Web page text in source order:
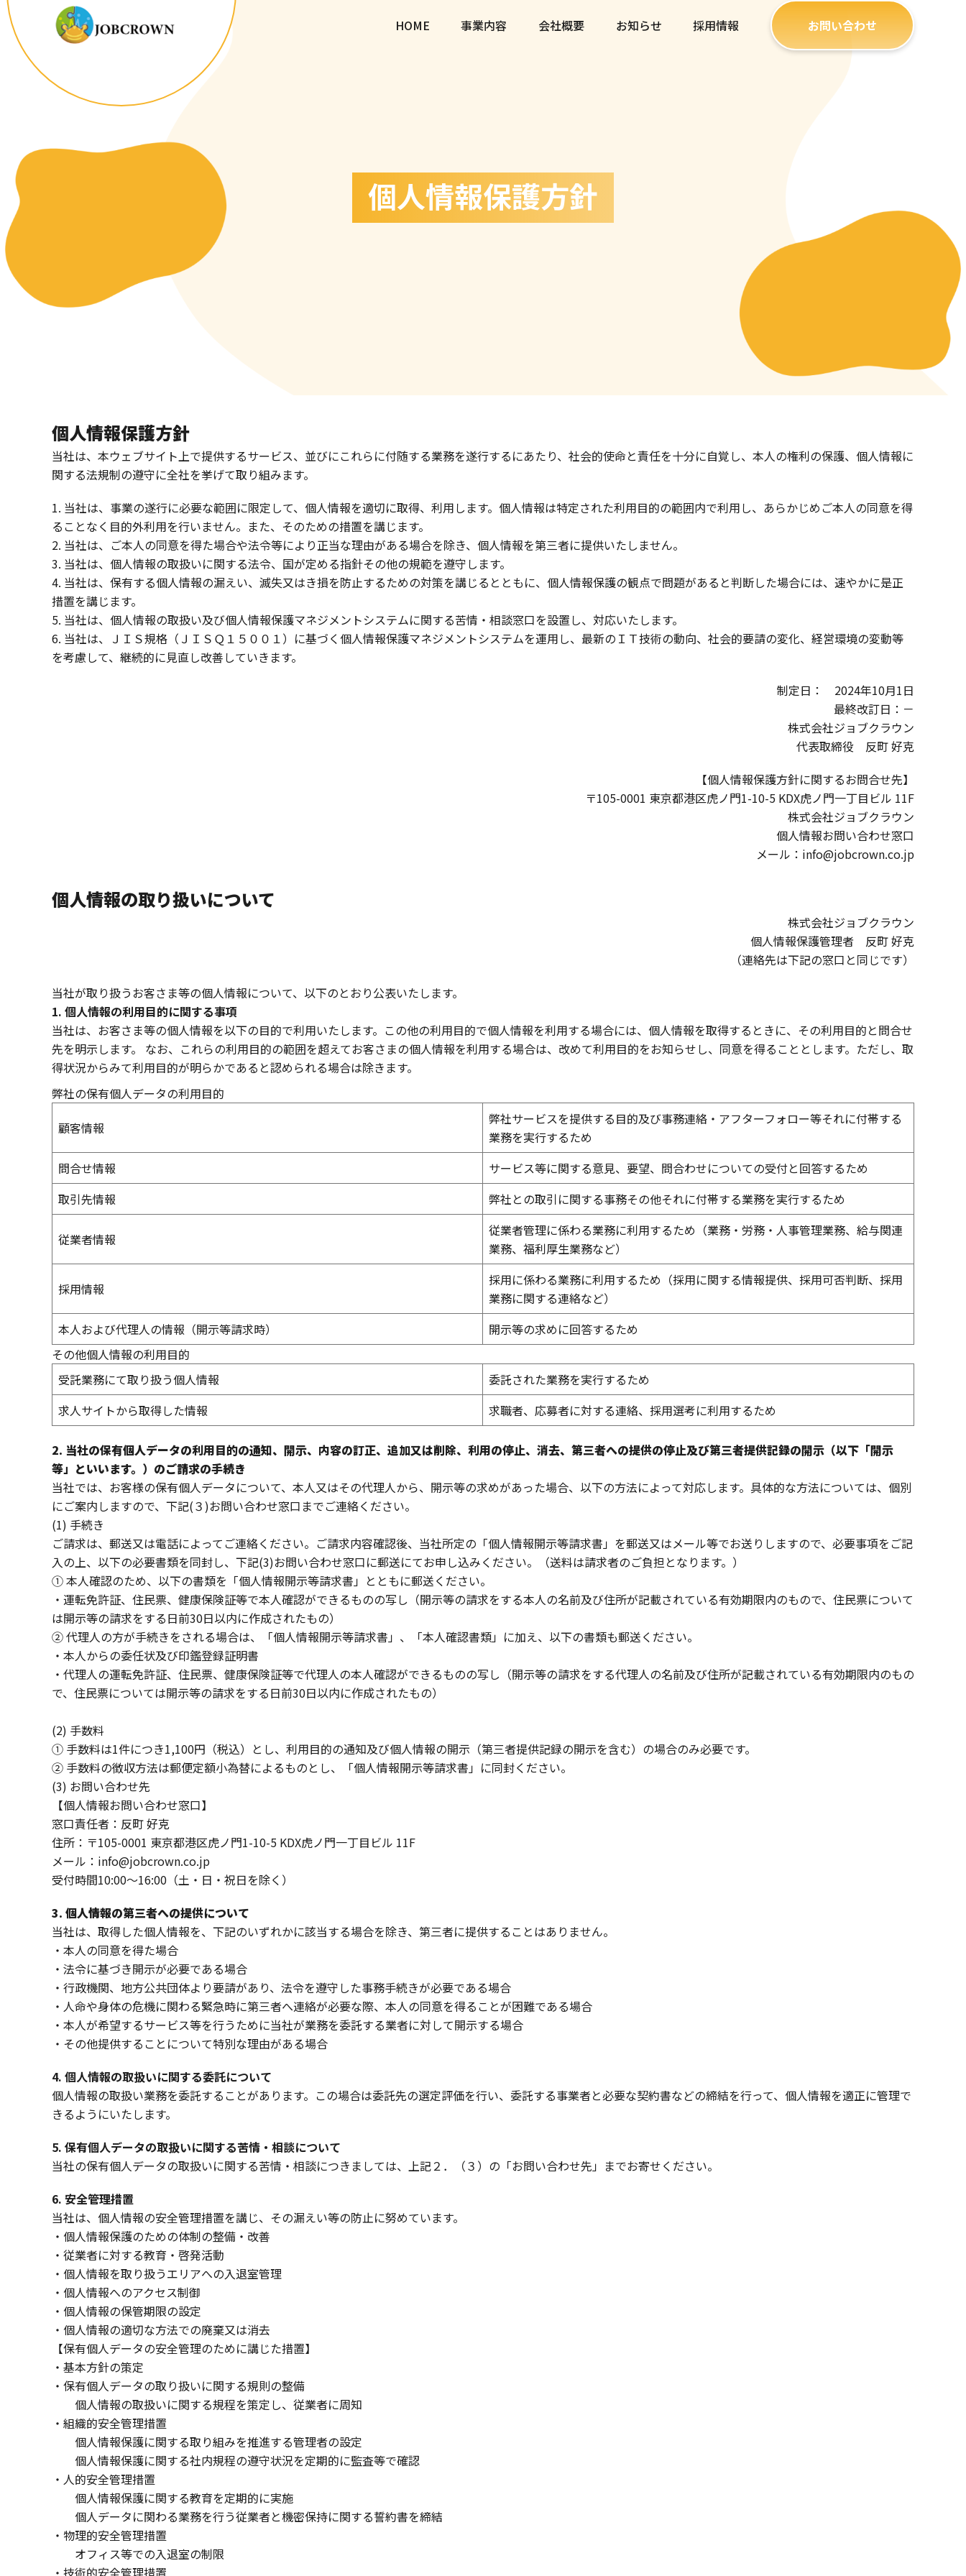
HOME 事業内容 会社概要 お知らせ 採用情報 お問い合わせ
個人情報保護方針
個人情報保護方針
当社は、本ウェブサイト上で提供するサービス、並びにこれらに付随する業務を遂行するにあたり、社会的使命と責任を十分に自覚し、本人の権利の保護、個人情報に
関する法規制の遵守に全社を挙げて取り組みます。
1. 当社は、事業の遂行に必要な範囲に限定して、個人情報を適切に取得、利用します。個人情報は特定された利用目的の範囲内で利用し、あらかじめご本人の同意を得
ることなく目的外利用を行いません。また、そのための措置を講じます。
2. 当社は、ご本人の同意を得た場合や法令等により正当な理由がある場合を除き、個人情報を第三者に提供いたしません。
3. 当社は、個人情報の取扱いに関する法令、国が定める指針その他の規範を遵守します。
4. 当社は、保有する個人情報の漏えい、滅失又はき損を防止するための対策を講じるとともに、個人情報保護の観点で問題があると判断した場合には、速やかに是正
措置を講じます。
5. 当社は、個人情報の取扱い及び個人情報保護マネジメントシステムに関する苦情・相談窓口を設置し、対応いたします。
6. 当社は、ＪＩＳ規格（ＪＩＳＱ１５００１）に基づく個人情報保護マネジメントシステムを運用し、最新のＩＴ技術の動向、社会的要請の変化、経営環境の変動等
を考慮して、継続的に見直し改善していきます。
制定日： 2024年10月1日
最終改訂日：－
株式会社ジョブクラウン
代表取締役 反町 好克
【個人情報保護方針に関するお問合せ先】
〒105-0001 東京都港区虎ノ門1-10-5 KDX虎ノ門一丁目ビル 11F
株式会社ジョブクラウン
個人情報お問い合わせ窓口
メール： info@jobcrown.co.jp
個人情報の取り扱いについて
株式会社ジョブクラウン
個人情報保護管理者 反町 好克
（連絡先は下記の窓口と同じです）
当社が取り扱うお客さま等の個人情報について、以下のとおり公表いたします。
1. 個人情報の利用目的に関する事項
当社は、お客さま等の個人情報を以下の目的で利用いたします。この他の利用目的で個人情報を利用する場合には、個人情報を取得するときに、その利用目的と問合せ
先を明示します。 なお、これらの利用目的の範囲を超えてお客さまの個人情報を利用する場合は、改めて利用目的をお知らせし、同意を得ることとします。ただし、取
得状況からみて利用目的が明らかであると認められる場合は除きます。
弊社の保有個人データの利用目的
顧客情報
弊社サービスを提供する目的及び事務連絡・アフターフォロー等それに付帯する
業務を実行するため
問合せ情報
サービス等に関する意見、要望、問合わせについての受付と回答するため
取引先情報
弊社との取引に関する事務その他それに付帯する業務を実行するため
従業者情報
従業者管理に係わる業務に利用するため（業務・労務・人事管理業務、給与関連
業務、福利厚生業務など）
採用情報
採用に係わる業務に利用するため（採用に関する情報提供、採用可否判断、採用
業務に関する連絡など）
本人および代理人の情報（開示等請求時）
開示等の求めに回答するため
その他個人情報の利用目的
受託業務にて取り扱う個人情報
委託された業務を実行するため
求人サイトから取得した情報
求職者、応募者に対する連絡、採用選考に利用するため
2. 当社の保有個人データの利用目的の通知、開示、内容の訂正、追加又は削除、利用の停止、消去、第三者への提供の停止及び第三者提供記録の開示（以下「開示
等」といいます。）のご請求の手続き
当社では、お客様の保有個人データについて、本人又はその代理人から、開示等の求めがあった場合、以下の方法によって対応します。具体的な方法については、個別
にご案内しますので、下記(３)お問い合わせ窓口までご連絡ください。
(1) 手続き
ご請求は、郵送又は電話によってご連絡ください。ご請求内容確認後、当社所定の「個人情報開示等請求書」を郵送又はメール等でお送りしますので、必要事項をご記
入の上、以下の必要書類を同封し、下記(3)お問い合わせ窓口に郵送にてお申し込みください。（送料は請求者のご負担となります。）
① 本人確認のため、以下の書類を「個人情報開示等請求書」とともに郵送ください。
・運転免許証、住民票、健康保険証等で本人確認ができるものの写し（開示等の請求をする本人の名前及び住所が記載されている有効期限内のもので、住民票について
は開示等の請求をする日前30日以内に作成されたもの）
② 代理人の方が手続きをされる場合は、「個人情報開示等請求書」、「本人確認書類」に加え、以下の書類も郵送ください。
・本人からの委任状及び印鑑登録証明書
・代理人の運転免許証、住民票、健康保険証等で代理人の本人確認ができるものの写し（開示等の請求をする代理人の名前及び住所が記載されている有効期限内のもの
で、住民票については開示等の請求をする日前30日以内に作成されたもの）
(2) 手数料
① 手数料は1件につき1,100円（税込）とし、利用目的の通知及び個人情報の開示（第三者提供記録の開示を含む）の場合のみ必要です。
② 手数料の徴収方法は郵便定額小為替によるものとし、「個人情報開示等請求書」に同封ください。
(3) お問い合わせ先
【個人情報お問い合わせ窓口】
窓口責任者：反町 好克
住所：〒105-0001 東京都港区虎ノ門1-10-5 KDX虎ノ門一丁目ビル 11F
メール： info@jobcrown.co.jp
受付時間10:00～16:00（土・日・祝日を除く）
3. 個人情報の第三者への提供について
当社は、取得した個人情報を、下記のいずれかに該当する場合を除き、第三者に提供することはありません。
・本人の同意を得た場合
・法令に基づき開示が必要である場合
・行政機関、地方公共団体より要請があり、法令を遵守した事務手続きが必要である場合
・人命や身体の危機に関わる緊急時に第三者へ連絡が必要な際、本人の同意を得ることが困難である場合
・本人が希望するサービス等を行うために当社が業務を委託する業者に対して開示する場合
・その他提供することについて特別な理由がある場合
4. 個人情報の取扱いに関する委託について
個人情報の取扱い業務を委託することがあります。この場合は委託先の選定評価を行い、委託する事業者と必要な契約書などの締結を行って、個人情報を適正に管理で
きるようにいたします。
5. 保有個人データの取扱いに関する苦情・相談について
当社の保有個人データの取扱いに関する苦情・相談につきましては、上記２．（３）の「お問い合わせ先」までお寄せください。
6. 安全管理措置
当社は、個人情報の安全管理措置を講じ、その漏えい等の防止に努めています。
・個人情報保護のための体制の整備・改善
・従業者に対する教育・啓発活動
・個人情報を取り扱うエリアへの入退室管理
・個人情報へのアクセス制御
・個人情報の保管期限の設定
・個人情報の適切な方法での廃棄又は消去
【保有個人データの安全管理のために講じた措置】
・基本方針の策定
・保有個人データの取り扱いに関する規則の整備
個人情報の取扱いに関する規程を策定し、従業者に周知
・組織的安全管理措置
個人情報保護に関する取り組みを推進する管理者の設定
個人情報保護に関する社内規程の遵守状況を定期的に監査等で確認
・人的安全管理措置
個人情報保護に関する教育を定期的に実施
個人データに関わる業務を行う従業者と機密保持に関する誓約書を締結
・物理的安全管理措置
オフィス等での入退室の制限
・技術的安全管理措置